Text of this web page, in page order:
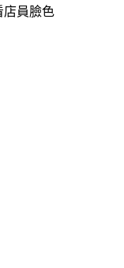
店員臉色